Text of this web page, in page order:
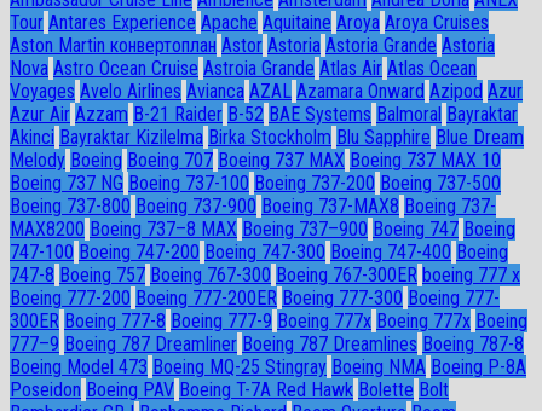
Tour Antares Experience Apache Aquitaine Aroya Aroya Cruises
Aston Martin конвертоплан Astor Astoria Astoria Grande Astoria
Nova Astro Ocean Cruise Astroia Grande Atlas Air Atlas Ocean
Voyages Avelo Airlines Avianca AZAL Azamara Onward Azipod Azur
Azur Air Azzam B-21 Raider B-52 BAE Systems Balmoral Bayraktar
Akinci Bayraktar Kizilelma Birka Stockholm Blu Sapphire Blue Dream
Melody Boeing Boeing 707 Boeing 737 MAX Boeing 737 MAX 10
Boeing 737 NG Boeing 737-100 Boeing 737-200 Boeing 737-500
Boeing 737-800 Boeing 737-900 Boeing 737-MAX8 Boeing 737-
MAX8200 Boeing 737–8 MAX Boeing 737–900 Boeing 747 Boeing
747-100 Boeing 747-200 Boeing 747-300 Boeing 747-400 Boeing
747-8 Boeing 757 Boeing 767-300 Boeing 767-300ER boeing 777 x
Boeing 777-200 Boeing 777-200ER Boeing 777-300 Boeing 777-
300ER Boeing 777-8 Boeing 777-9 Boeing 777x Boeing 777х Boeing
777–9 Boeing 787 Dreamliner Boeing 787 Dreamlines Boeing 787-8
Boeing Model 473 Boeing MQ-25 Stingray Boeing NMA Boeing P-8A
Poseidon Boeing PAV Boeing T-7A Red Hawk Bolette Bolt